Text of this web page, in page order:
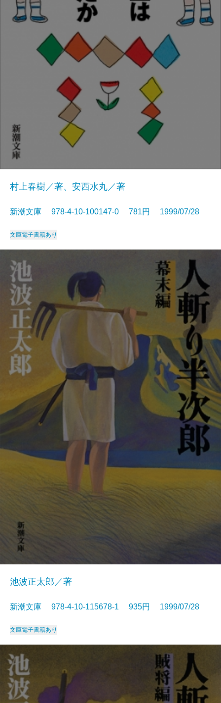
村上春樹／著、安西水丸／著
新潮文庫 978-4-10-100147-0 781円 1999/07/28
文庫電子書籍あり
池波正太郎／著
新潮文庫 978-4-10-115678-1 935円 1999/07/28
文庫電子書籍あり